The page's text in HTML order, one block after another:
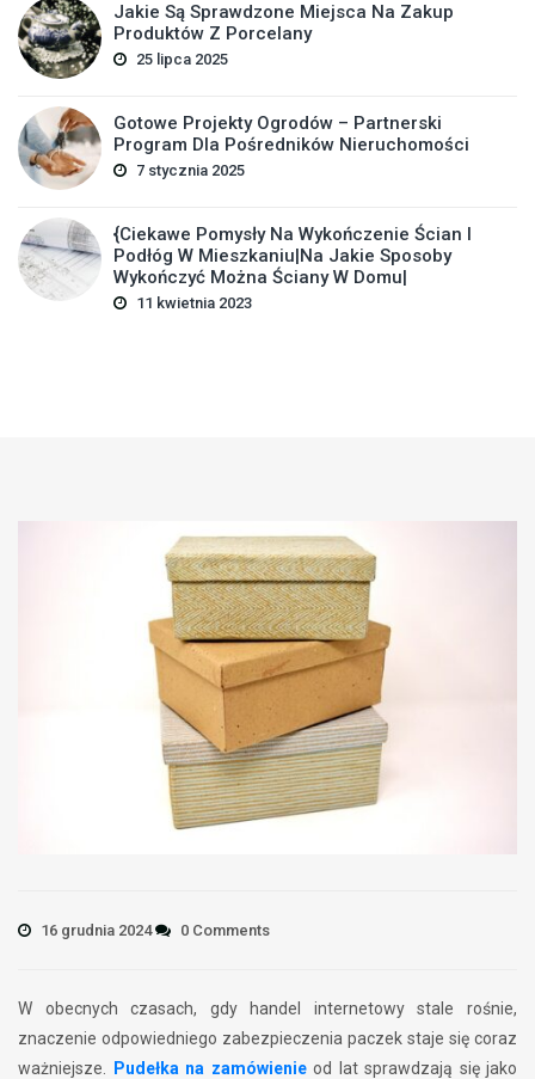
Jakie Są Sprawdzone Miejsca Na Zakup
Produktów Z Porcelany
25 lipca 2025
Gotowe Projekty Ogrodów – Partnerski
Program Dla Pośredników Nieruchomości
7 stycznia 2025
{Ciekawe Pomysły Na Wykończenie Ścian I
Podłóg W Mieszkaniu|Na Jakie Sposoby
Wykończyć Można Ściany W Domu|
11 kwietnia 2023
16 grudnia 2024 0 Comments
W obecnych czasach, gdy handel internetowy stale rośnie,
znaczenie odpowiedniego zabezpieczenia paczek staje się coraz
ważniejsze.
Pudełka na zamówienieod lat sprawdzają się jako